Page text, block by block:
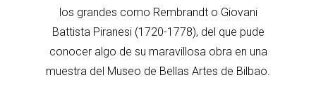
los grandes como Rembrandt o Giovani
Battista Piranesi (1720-1778), del que pude
conocer algo de su maravillosa obra en una
muestra del Museo de Bellas Artes de Bilbao.